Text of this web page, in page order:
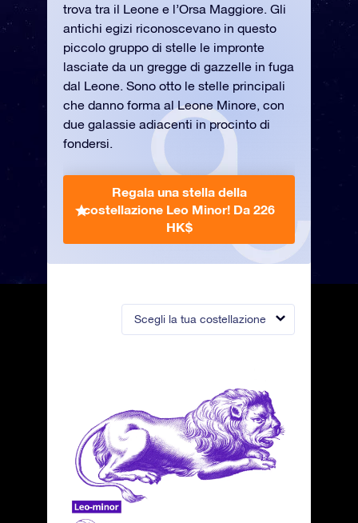
Scegli la tua costellazione
trova tra il Leone e l’Orsa Maggiore. Gli
antichi egizi riconoscevano in questo
piccolo gruppo di stelle le impronte
lasciate da un gregge di gazzelle in fuga
dal Leone. Sono otto le stelle principali
che danno forma al Leone Minore, con
due galassie adiacenti in procinto di
fondersi.
Regala una stella della
costellazione Leo Minor! Da 226
HK$